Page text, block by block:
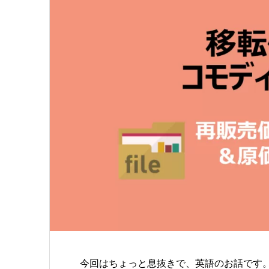
今回はちょっと息抜きで、英語のお話です